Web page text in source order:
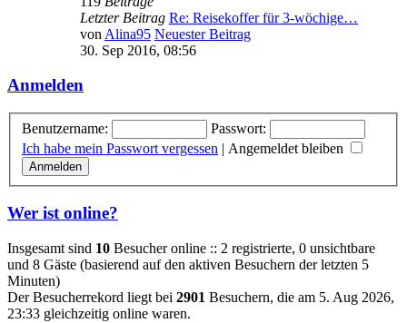
Letzter Beitrag Re: Reisekoffer für 3-wöchige…
von Alina95 Neuester Beitrag
30. Sep 2016, 08:56
Anmelden
Benutzername:
Passwort:
Ich habe mein Passwort vergessen | Angemeldet bleiben
Wer ist online?
Insgesamt sind 10 Besucher online :: 2 registrierte, 0 unsichtbare
und 8 Gäste (basierend auf den aktiven Besuchern der letzten 5
Minuten)
Der Besucherrekord liegt bei 2901 Besuchern, die am 5. Aug 2026,
23:33 gleichzeitig online waren.